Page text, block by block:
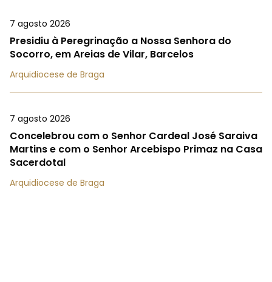
7 agosto 2026
Presidiu à Peregrinação a Nossa Senhora do
Socorro, em Areias de Vilar, Barcelos
Arquidiocese de Braga
7 agosto 2026
Concelebrou com o Senhor Cardeal José Saraiva
Martins e com o Senhor Arcebispo Primaz na Casa
Sacerdotal
Arquidiocese de Braga